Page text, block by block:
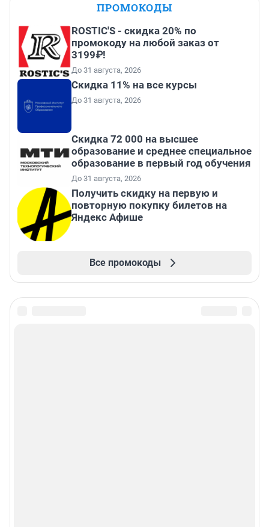
ПРОМОКОДЫ
ROSTIC'S - скидка 20% по
промокоду на любой заказ от
3199₽!
До 31 августа, 2026
Скидка 11% на все курсы
До 31 августа, 2026
Скидка 72 000 на высшее
образование и среднее специальное
образование в первый год обучения
До 31 августа, 2026
Получить скидку на первую и
повторную покупку билетов на
Яндекс Афише
Все промокоды